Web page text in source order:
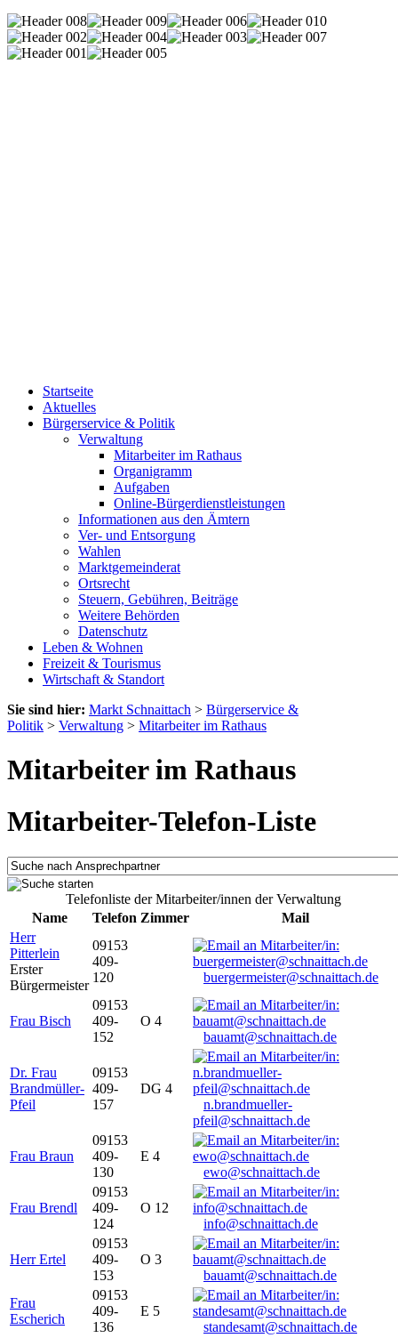
Startseite
Aktuelles
Bürgerservice & Politik
Verwaltung
Mitarbeiter im Rathaus
Organigramm
Aufgaben
Online-Bürgerdienstleistungen
Informationen aus den Ämtern
Ver- und Entsorgung
Wahlen
Marktgemeinderat
Ortsrecht
Steuern, Gebühren, Beiträge
Weitere Behörden
Datenschutz
Leben & Wohnen
Freizeit & Tourismus
Wirtschaft & Standort
Sie sind hier: Markt Schnaittach > Bürgerservice &
Politik > Verwaltung > Mitarbeiter im Rathaus
Mitarbeiter im Rathaus
Mitarbeiter-Telefon-Liste
Telefonliste der Mitarbeiter/innen der Verwaltung
Name
Telefon Zimmer
Mail
Herr
Pitterlein
Erster
Bürgermeister
09153
409-
120
buergermeister@schnaittach.de
Frau Bisch
09153
409-
152
O 4
bauamt@schnaittach.de
Dr. Frau
Brandmüller-
Pfeil
09153
409-
157
DG 4
n.brandmueller-
pfeil@schnaittach.de
Frau Braun
09153
409-
130
E 4
ewo@schnaittach.de
Frau Brendl
09153
409-
124
O 12
info@schnaittach.de
Herr Ertel
09153
409-
153
O 3
bauamt@schnaittach.de
Frau
Escherich
09153
409-
136
E 5
standesamt@schnaittach.de